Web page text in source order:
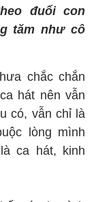
đuổi con
tăm như cô
chắc chắn
hát nên vẫn
có, vẫn chỉ là
lòng mình
ca hát, kinh